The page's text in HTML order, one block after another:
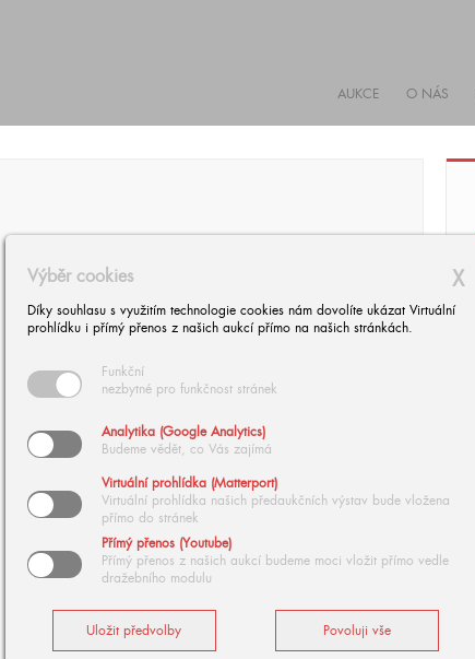
AUKCE O NÁS
X
Výběr cookies
Díky souhlasu s využitím technologie cookies nám dovolíte ukázat Virtuální
prohlídku i přímý přenos z našich aukcí přímo na našich stránkách.
Funkční
nezbytné pro funkčnost stránek
Analytika (Google Analytics)
Budeme vědět, co Vás zajímá
Virtuální prohlídka (Matterport)
Virtuální prohlídka našich předaukčních výstav bude vložena
přímo do stránek
Přímý přenos (Youtube)
Přímý přenos z našich aukcí budeme moci vložit přímo vedle
dražebního modulu